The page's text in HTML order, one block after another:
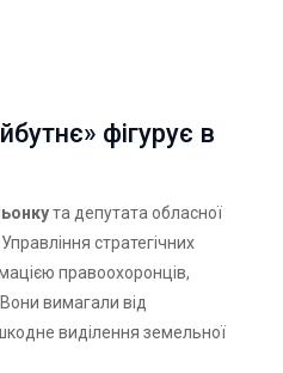
фігурує в
та депутата обласної
стратегічних
правоохоронців,
вимагали від
виділення земельної